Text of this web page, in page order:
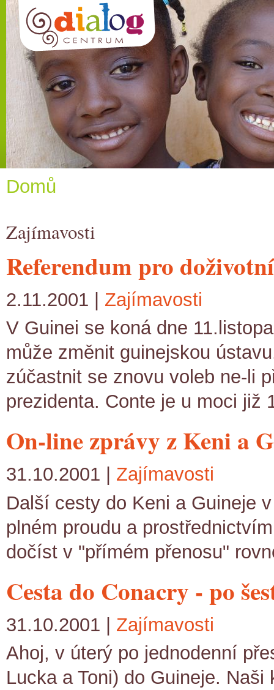
Domů
Zajímavosti
Referendum pro
2.11.2001 | Zajímavosti
V Guinei se koná dne
může změnit guinejskou
zúčastnit se znovu voleb ne-li
prezidenta. Conte je u moci již
On-line zprávy z Keni a
31.10.2001 | Zajímavosti
Další cesty do Keni a Guineje
plném proudu a
dočíst v "přímém přenosu"
Cesta do Conacry - po
31.10.2001 | Zajímavosti
Ahoj, v úterý po jednodenní
Lucka a Toni) do Guineje.